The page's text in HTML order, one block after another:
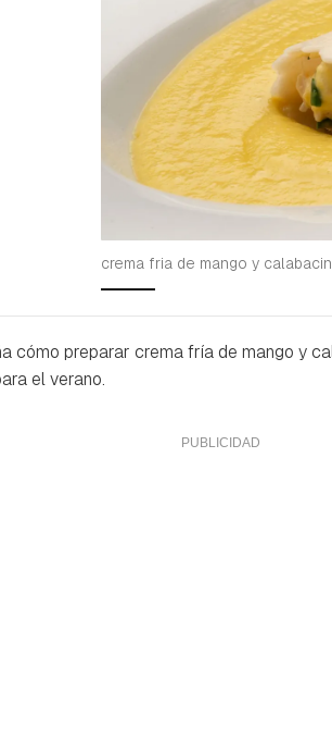
crema fria de mango y
cómo preparar crema fría de mango y
el verano.